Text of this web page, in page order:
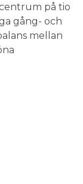
på tio
gång- och
mellan